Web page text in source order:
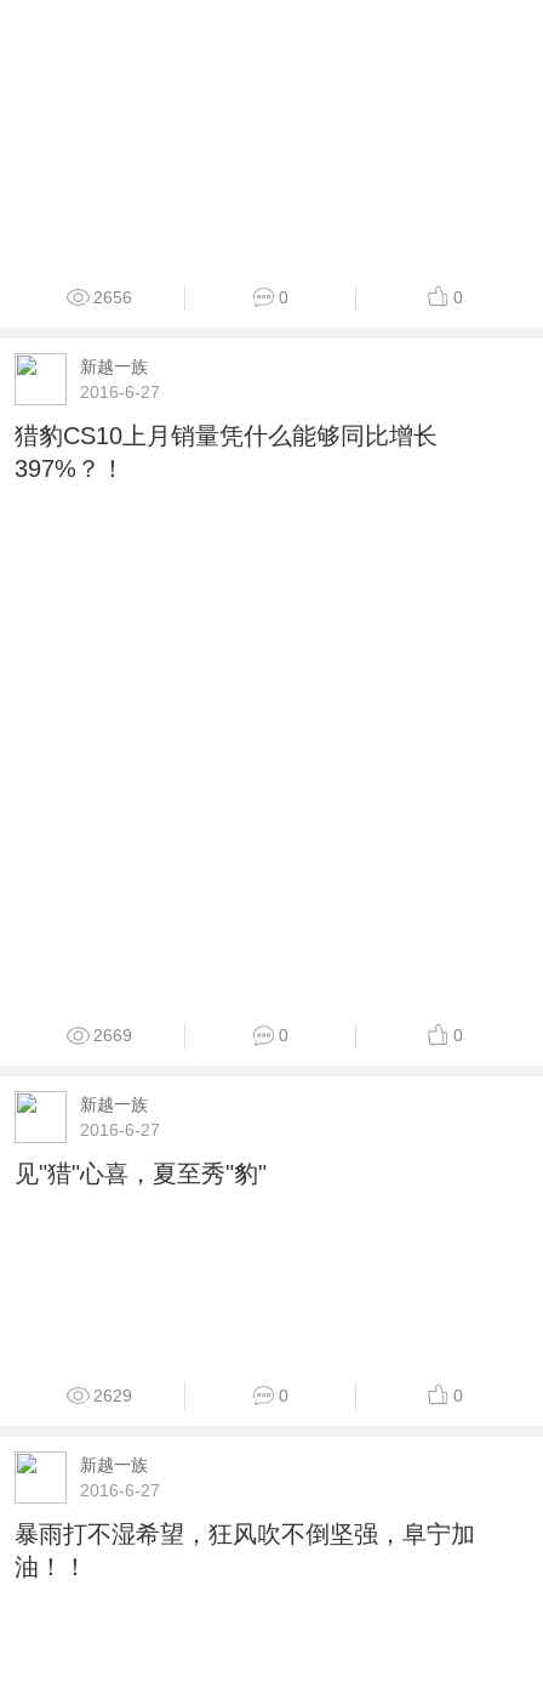
2656 0 0
新越一族
2016-6-27
猎豹CS10上月销量凭什么能够同比增长
397%？！
2669 0 0
新越一族
2016-6-27
见"猎"心喜，夏至秀"豹"
2629 0 0
新越一族
2016-6-27
暴雨打不湿希望，狂风吹不倒坚强，阜宁加
油！！